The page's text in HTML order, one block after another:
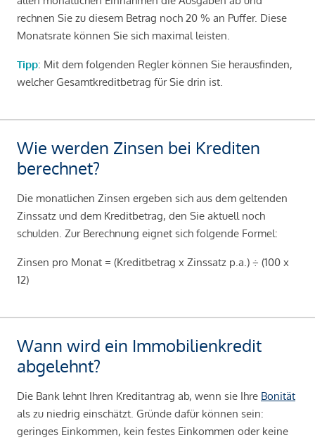
rechnen Sie zu diesem Betrag noch 20 % an Puffer. Diese
Monatsrate können Sie sich maximal leisten.
Tipp: Mit dem folgenden Regler können Sie herausfinden,
welcher Gesamtkreditbetrag für Sie drin ist.
Wie werden Zinsen bei Krediten
berechnet?
Die monatlichen Zinsen ergeben sich aus dem geltenden
Zinssatz und dem Kreditbetrag, den Sie aktuell noch
schulden. Zur Berechnung eignet sich folgende Formel:
Zinsen pro Monat = (Kreditbetrag x Zinssatz p.a.) ÷ (100 x
12)
Wann wird ein Immobilienkredit
abgelehnt?
Die Bank lehnt Ihren Kreditantrag ab, wenn sie Ihre Bonität
als zu niedrig einschätzt. Gründe dafür können sein:
geringes Einkommen, kein festes Einkommen oder keine